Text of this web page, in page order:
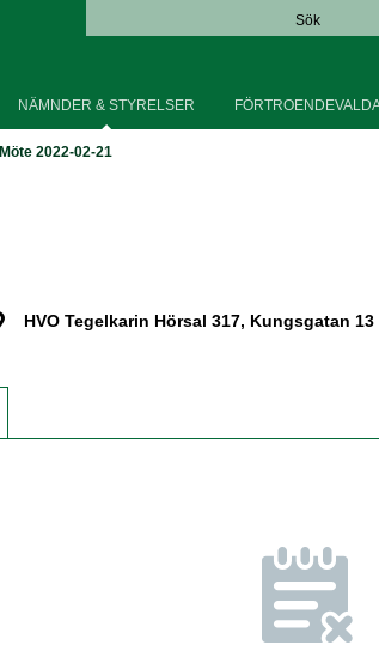
Sök
NÄMNDER & STYRELSER
Möte 2022-02-21
HVO Tegelkarin Hörsal 317, Kungsgatan 13